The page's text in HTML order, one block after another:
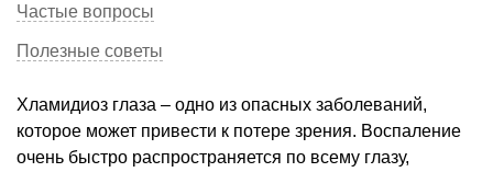
Частые вопросы
Полезные советы
Хламидиоз глаза – одно из опасных заболеваний,
которое может привести к потере зрения. Воспаление
очень быстро распространяется по всему глазу,